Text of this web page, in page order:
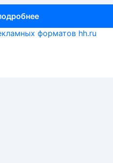
форматов hh.ru